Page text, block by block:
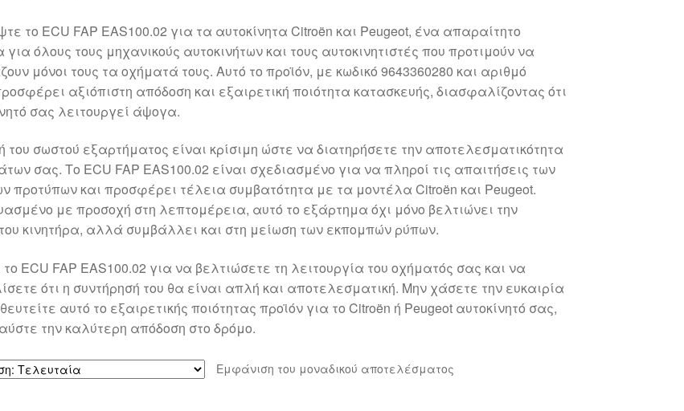
το ECU FAP EAS100.02 για τα αυτοκίνητα Citroën και Peugeot, ένα απαραίτητο
όλους τους μηχανικούς αυτοκινήτων και τους αυτοκινητιστές που προτιμούν να
μόνοι τους τα οχήματά τους. Αυτό το προϊόν, με κωδικό 9643360280 και αριθμό
αξιόπιστη απόδοση και εξαιρετική ποιότητα κατασκευής, διασφαλίζοντας ότι
σας λειτουργεί άψογα.
του σωστού εξαρτήματος είναι κρίσιμη ώστε να διατηρήσετε την αποτελεσματικότητα
σας. Το ECU FAP EAS100.02 είναι σχεδιασμένο για να πληροί τις απαιτήσεις των
προτύπων και προσφέρει τέλεια συμβατότητα με τα μοντέλα Citroën και Peugeot.
με προσοχή στη λεπτομέρεια, αυτό το εξάρτημα όχι μόνο βελτιώνει την
κινητήρα, αλλά συμβάλλει και στη μείωση των εκπομπών ρύπων.
ECU FAP EAS100.02 για να βελτιώσετε τη λειτουργία του οχήματός σας και να
ότι η συντήρησή του θα είναι απλή και αποτελεσματική. Μην χάσετε την ευκαιρία
αυτό το εξαιρετικής ποιότητας προϊόν για το Citroën ή Peugeot αυτοκίνητό σας,
την καλύτερη απόδοση στο δρόμο.
Εμφάνιση του μοναδικού αποτελέσματος